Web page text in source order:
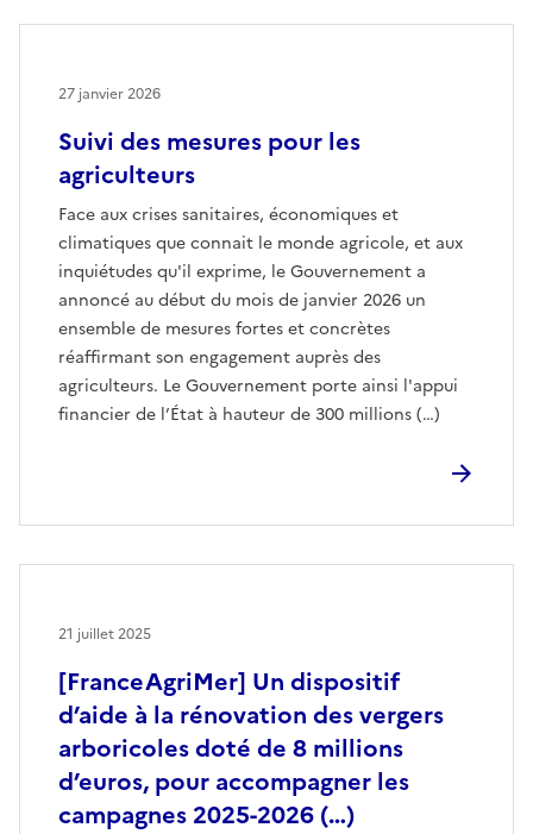
Suivi des mesures pour les
agriculteurs
Face aux crises sanitaires, économiques et
climatiques que connait le monde agricole, et aux
inquiétudes qu'il exprime, le Gouvernement a
annoncé au début du mois de janvier 2026 un
ensemble de mesures fortes et concrètes
réaffirmant son engagement auprès des
agriculteurs. Le Gouvernement porte ainsi l'appui
financier de l’État à hauteur de 300 millions (…)
27 janvier 2026
[FranceAgriMer] Un dispositif
d’aide à la rénovation des vergers
arboricoles doté de 8 millions
d’euros, pour accompagner les
campagnes 2025-2026 (…)
21 juillet 2025